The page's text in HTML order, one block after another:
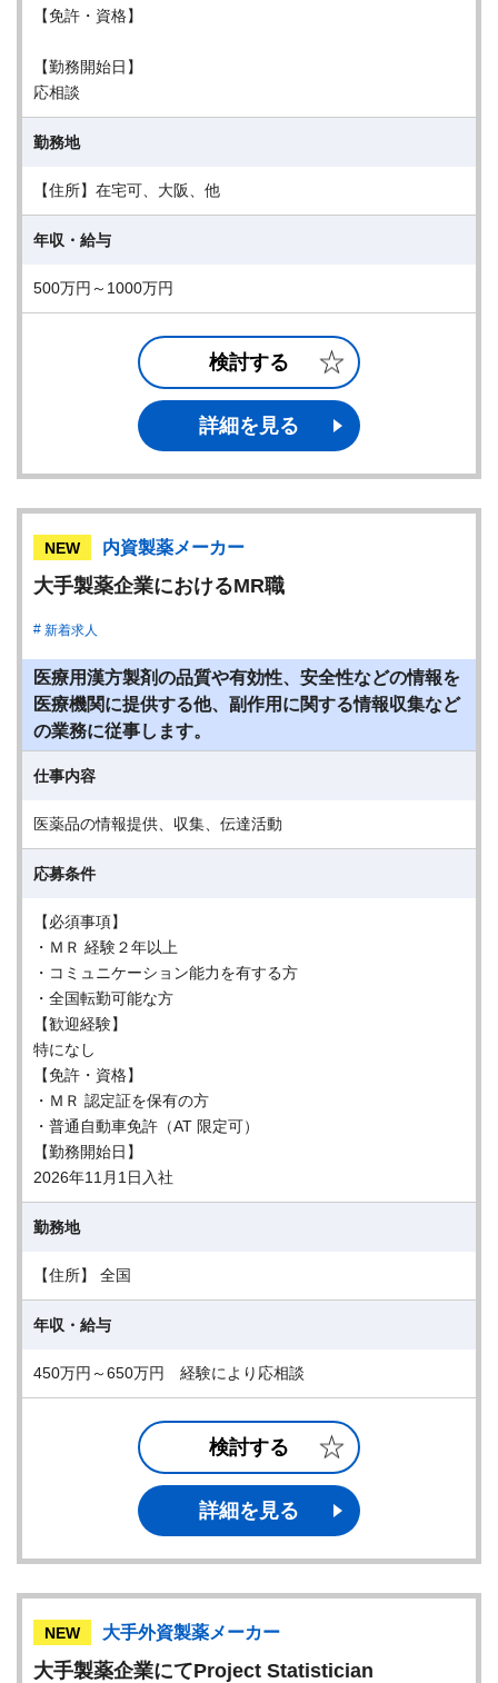
【免許・資格】
【勤務開始日】
応相談
勤務地
【住所】在宅可、大阪、他
年収・給与
500万円～1000万円
検討する
詳細を見る
NEW 内資製薬メーカー
大手製薬企業におけるMR職
新着求人
医療用漢方製剤の品質や有効性、安全性などの情報を
医療機関に提供する他、副作用に関する情報収集など
の業務に従事します。
仕事内容
医薬品の情報提供、収集、伝達活動
応募条件
【必須事項】
・ＭＲ 経験２年以上
・コミュニケーション能力を有する方
・全国転勤可能な方
【歓迎経験】
特になし
【免許・資格】
・ＭＲ 認定証を保有の方
・普通自動車免許（AT 限定可）
【勤務開始日】
2026年11月1日入社
勤務地
【住所】 全国
年収・給与
450万円～650万円 経験により応相談
検討する
詳細を見る
NEW 大手外資製薬メーカー
大手製薬企業にてProject Statistician